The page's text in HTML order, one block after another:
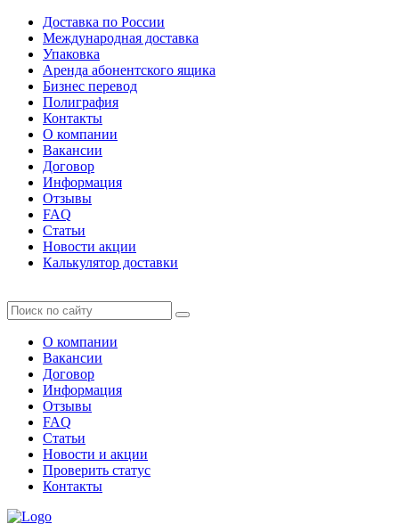
Доставка по России
Международная доставка
Упаковка
Аренда абонентского ящика
Бизнес перевод
Полиграфия
Контакты
О компании
Вакансии
Договор
Информация
Отзывы
FAQ
Статьи
Новости акции
Калькулятор доставки
О компании
Вакансии
Договор
Информация
Отзывы
FAQ
Статьи
Новости и акции
Проверить статус
Контакты